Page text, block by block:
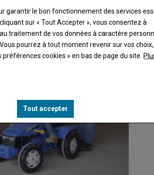
garantir le bon fonctionnement des services
sur « Tout Accepter », vous consentez à
traitement de vos données à caractère
pourrez à tout moment revenir sur vos
préférences cookies » en bas de page du site.
Tout accepter